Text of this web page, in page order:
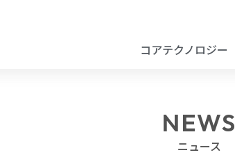
コアテクノロジー
NEWS
ニュース